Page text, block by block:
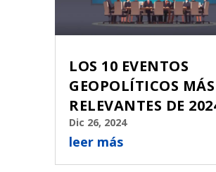
LOS 10 EVENTOS
GEOPOLÍTICOS MÁS
RELEVANTES DE
Dic 26, 2024
leer más